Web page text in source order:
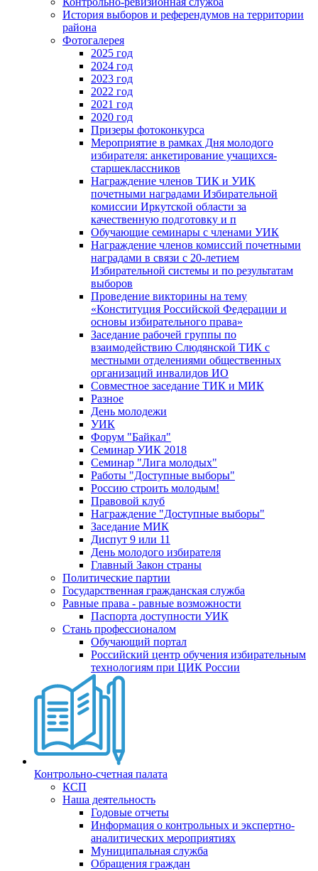
История выборов и референдумов на территории
района
Фотогалерея
2025 год
2024 год
2023 год
2022 год
2021 год
2020 год
Призеры фотоконкурса
Мероприятие в рамках Дня молодого
избирателя: анкетирование учащихся-
старшеклассников
Награждение членов ТИК и УИК
почетными наградами Избирательной
комиссии Иркутской области за
качественную подготовку и п
Обучающие семинары с членами УИК
Награждение членов комиссий почетными
наградами в связи с 20-летием
Избирательной системы и по результатам
выборов
Проведение викторины на тему
«Конституция Российской Федерации и
основы избирательного права»
Заседание рабочей группы по
взаимодействию Слюдянской ТИК с
местными отделениями общественных
организаций инвалидов ИО
Совместное заседание ТИК и МИК
Разное
День молодежи
УИК
Форум "Байкал"
Семинар УИК 2018
Семинар "Лига молодых"
Работы "Доступные выборы"
Россию строить молодым!
Правовой клуб
Награждение "Доступные выборы"
Заседание МИК
Диспут 9 или 11
День молодого избирателя
Главный Закон страны
Политические партии
Государственная гражданская служба
Равные права - равные возможности
Паспорта доступности УИК
Стань профессионалом
Обучающий портал
Российский центр обучения избирательным
технологиям при ЦИК России
Контрольно-счетная палата
КСП
Наша деятельность
Годовые отчеты
Информация о контрольных и экспертно-
аналитических мероприятиях
Муниципальная служба
Обращения граждан